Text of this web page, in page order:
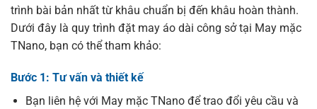
trình bài bản nhất từ khâu chuẩn bị đến khâu hoàn thành.
Dưới đây là quy trình đặt may áo dài công sở tại May mặc
TNano, bạn có thể tham khảo:
Bước 1: Tư vấn và thiết kế
Bạn liên hệ với May mặc TNano để trao đổi yêu cầu và